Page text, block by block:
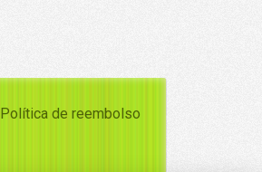
Política de reembolso